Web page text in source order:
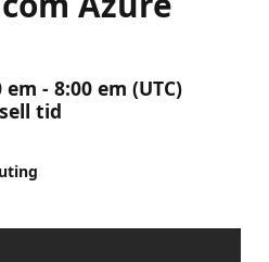
- 8:00 em (UTC)
tid